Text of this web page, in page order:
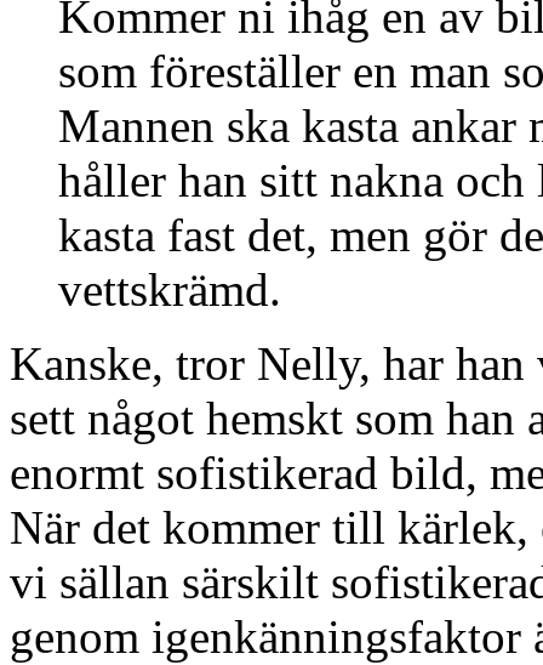
Kommer ni ihåg en av
som föreställer en man
Mannen ska kasta ankar
håller han sitt nakna
kasta fast det, men gör
vettskrämd.
Kanske, tror Nelly, har
sett något hemskt som
enormt sofistikerad bild,
När det kommer till
vi sällan särskilt
genom